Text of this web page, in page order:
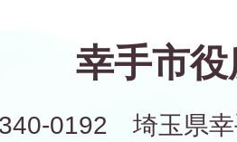
幸手市役
0192 埼玉県幸